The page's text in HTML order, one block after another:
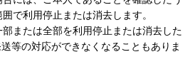
で利用停止または消去します。
または全部を利用停止または消去した
等の対応ができなくなることもありま